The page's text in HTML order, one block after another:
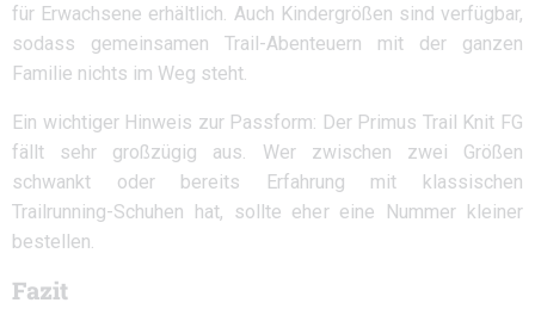
für Erwachsene erhältlich. Auch Kindergrößen sind verfügbar,
sodass gemeinsamen Trail-Abenteuern mit der ganzen
Familie nichts im Weg steht.
Ein wichtiger Hinweis zur Passform: Der Primus Trail Knit FG
fällt sehr großzügig aus. Wer zwischen zwei Größen
schwankt oder bereits Erfahrung mit klassischen
Trailrunning-Schuhen hat, sollte eher eine Nummer kleiner
bestellen.
Fazit